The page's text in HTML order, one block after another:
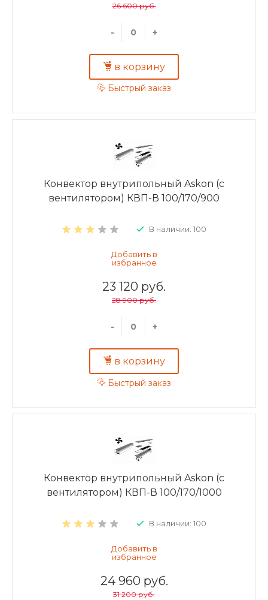
26 600 руб.
- +
в корзину
Быстрый заказ
Конвектор внутрипольный Askon (с
вентилятором) КВП-В 100/170/900
В наличии: 100
23 120 руб.
28 900 руб.
- +
в корзину
Быстрый заказ
Конвектор внутрипольный Askon (с
вентилятором) КВП-В 100/170/1000
В наличии: 100
24 960 руб.
31 200 руб.